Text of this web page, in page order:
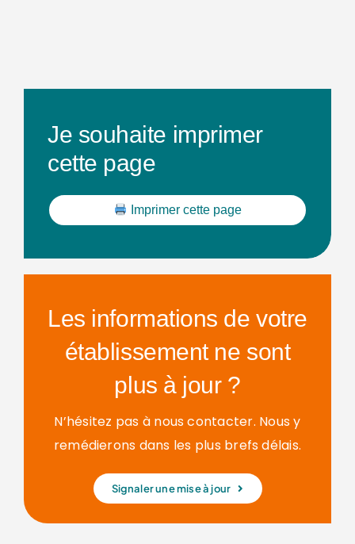
Je souhaite imprimer
cette page
Imprimer cette page
Les informations de votre
établissement ne sont
plus à jour ?
N’hésitez pas à nous contacter. Nous y
remédierons dans les plus brefs délais.
Signaler une mise à jour